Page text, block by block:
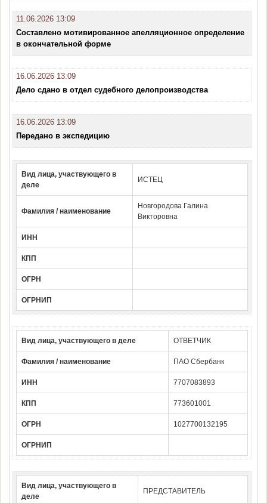
11.06.2026 13:09
Составлено мотивированное апелляционное определение
в окончательной форме
16.06.2026 13:09
Дело сдано в отдел судебного делопроизводства
16.06.2026 13:09
Передано в экспедицию
Вид лица, участвующего в
деле
ИСТЕЦ
Фамилия / наименование
Новгородова Галина
Викторовна
ИНН
КПП
ОГРН
ОГРНИП
Вид лица, участвующего в деле ОТВЕТЧИК
Фамилия / наименование ПАО Сбербанк
ИНН 7707083893
КПП 773601001
ОГРН 1027700132195
ОГРНИП
Вид лица, участвующего в
деле
ПРЕДСТАВИТЕЛЬ